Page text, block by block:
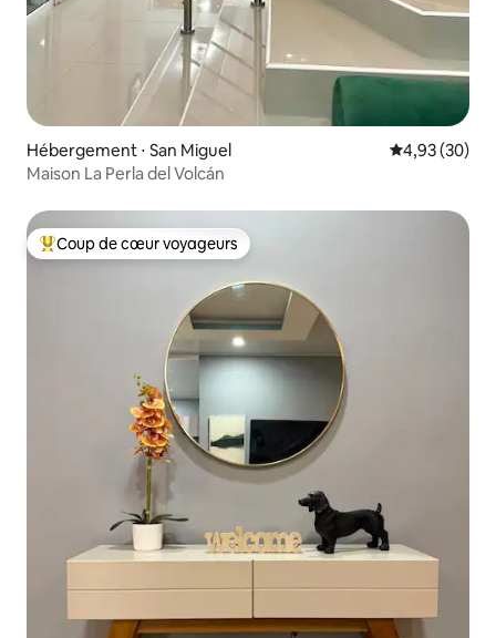
Hébergement ⋅ San Miguel Évaluation
4,93 (30)
Maison La Perla del Volcán
Coups de cœur voyageurs les plus appréciés
Coup de cœur voyageurs